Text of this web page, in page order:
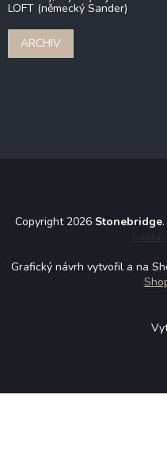
LOFT (německý Sander)
ARCHIV
Copyright 2026 Stonebridge
Grafický návrh vytvořil a na